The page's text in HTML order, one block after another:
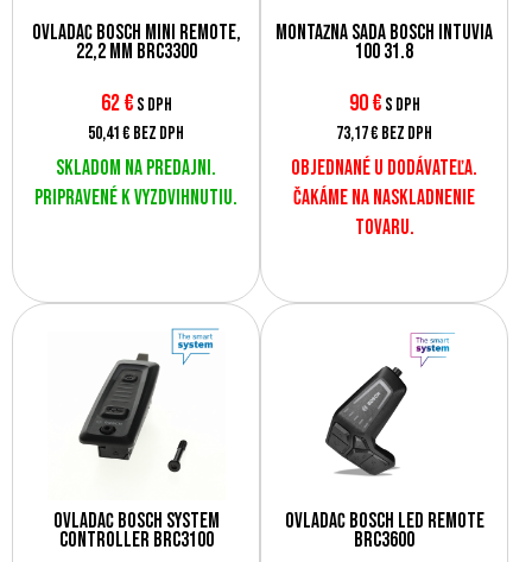
Ovládač Bosch Mini Remote,
22,2 mm BRC3300
62€ s DPH
50,41 € bez DPH
Skladom na predajni.
Pripravené k vyzdvihnutiu.
Montážna sada Bosch Intuvia
100 31.8
90€ s DPH
73,17 € bez DPH
Objednané u dodávateľa.
Čakáme na naskladnenie
tovaru.
Ovládač Bosch System
Controller BRC3100
Ovládač Bosch LED Remote
BRC3600